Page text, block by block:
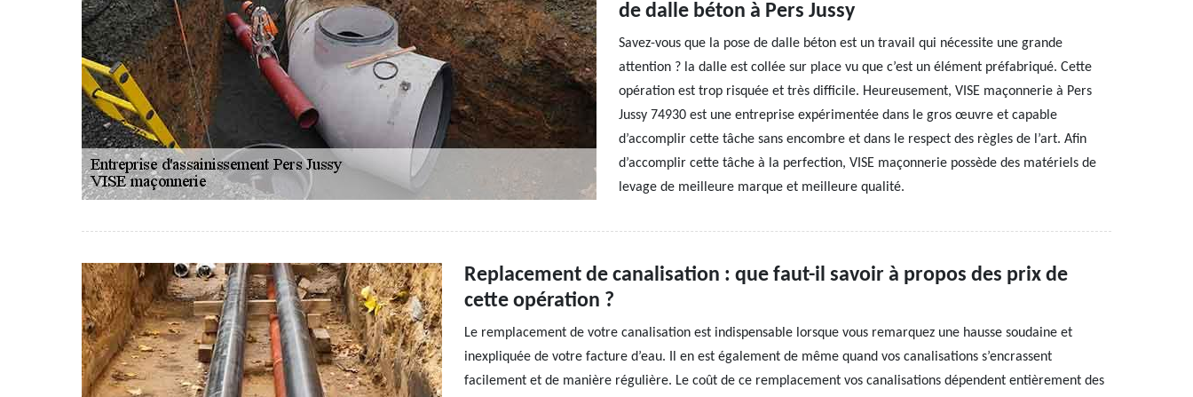
de dalle béton à Pers Jussy
Savez-vous que la pose de dalle béton est un travail qui nécessite une grande
attention ? la dalle est collée sur place vu que c’est un élément préfabriqué. Cette
opération est trop risquée et très difficile. Heureusement, VISE maçonnerie à Pers
Jussy 74930 est une entreprise expérimentée dans le gros œuvre et capable
d’accomplir cette tâche sans encombre et dans le respect des règles de l’art. Afin
d’accomplir cette tâche à la perfection, VISE maçonnerie possède des matériels de
levage de meilleure marque et meilleure qualité.
Replacement de canalisation : que faut-il savoir à propos des prix de
cette opération ?
Le remplacement de votre canalisation est indispensable lorsque vous remarquez une hausse soudaine et
inexpliquée de votre facture d’eau. Il en est également de même quand vos canalisations s’encrassent
facilement et de manière régulière. Le coût de ce remplacement vos canalisations dépendent entièrement des